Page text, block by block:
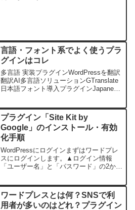
言語・フォント系でよく使うプラ
グインはコレ
多言語 実装プラグインWordPressを翻訳
翻訳AI多言語ソリューションGTranslate
日本語フォント導入プラグインJapanese
プラグイン「Site Kit by
Google」のインストール・有効
化手順
WordPressにログインまずはワードプレ
スにログインします。▲ログイン情報
「ユーザー名」と「パスワード」の2か所
「Wordpress.org」をインストールしてい
る...
ワードプレスとは何？SNSで利
用者が多いのはどれ？プラグイン